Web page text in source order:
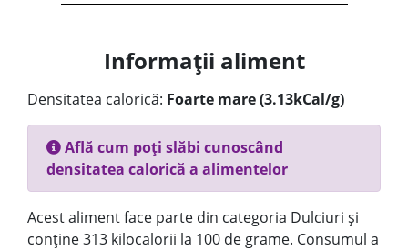
Informații aliment
Densitatea calorică: Foarte mare (3.13kCal/g)
Află cum poți slăbi cunoscând
densitatea calorică a alimentelor
Acest aliment face parte din categoria Dulciuri și
conține 313 kilocalorii la 100 de grame. Consumul a